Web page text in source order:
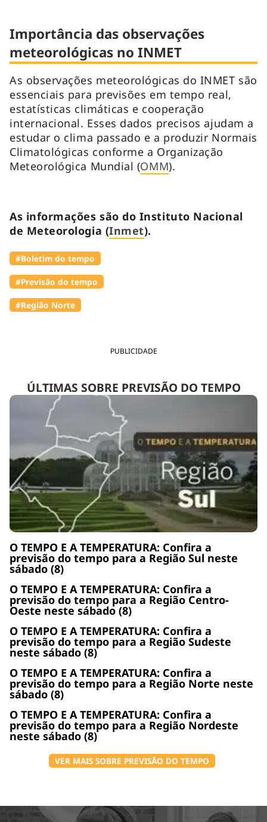
PUBLICIDADE
ÚLTIMAS SOBRE PREVISÃO DO TEMPO
O TEMPO E A TEMPERATURA: Confira a
previsão do tempo para a Região Sul neste
sábado (8)
O TEMPO E A TEMPERATURA: Confira a
previsão do tempo para a Região Centro-
Oeste neste sábado (8)
O TEMPO E A TEMPERATURA: Confira a
previsão do tempo para a Região Sudeste
neste sábado (8)
O TEMPO E A TEMPERATURA: Confira a
previsão do tempo para a Região Norte neste
sábado (8)
O TEMPO E A TEMPERATURA: Confira a
previsão do tempo para a Região Nordeste
neste sábado (8)
VER MAIS SOBRE PREVISÃO DO TEMPO
Importância das observações
meteorológicas no INMET
As observações meteorológicas do INMET são
essenciais para previsões em tempo real,
estatísticas climáticas e cooperação
internacional. Esses dados precisos ajudam a
estudar o clima passado e a produzir Normais
Climatológicas conforme a Organização
Meteorológica Mundial (OMM).
As informações são do Instituto Nacional
de Meteorologia (Inmet).
#Boletim do tempo
#Previsão do tempo
#Região Norte